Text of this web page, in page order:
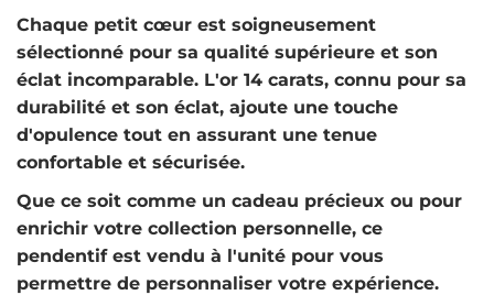
Chaque petit cœur est soigneusement
sélectionné pour sa qualité supérieure et son
éclat incomparable. L'or 14 carats, connu pour sa
durabilité et son éclat, ajoute une touche
d'opulence tout en assurant une tenue
confortable et sécurisée.
Que ce soit comme un cadeau précieux ou pour
enrichir votre collection personnelle, ce
pendentif est vendu à l'unité pour vous
permettre de personnaliser votre expérience.